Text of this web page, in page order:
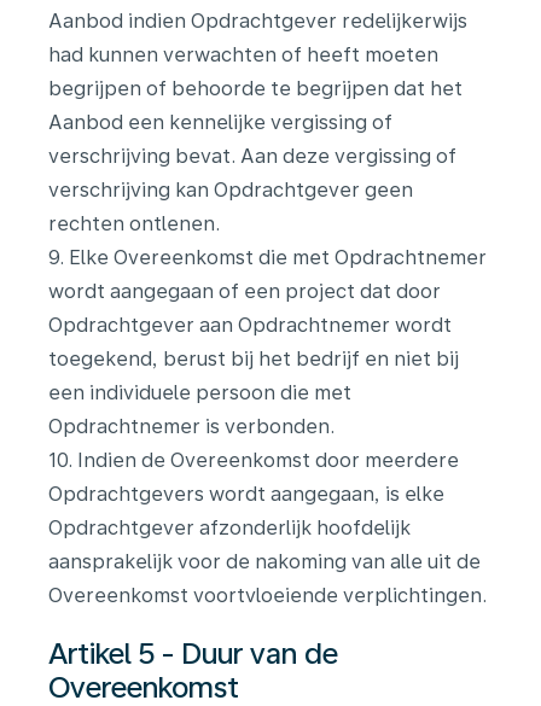
Aanbod indien Opdrachtgever redelijkerwijs
had kunnen verwachten of heeft moeten
begrijpen of behoorde te begrijpen dat het
Aanbod een kennelijke vergissing of
verschrijving bevat. Aan deze vergissing of
verschrijving kan Opdrachtgever geen
rechten ontlenen.
9. Elke Overeenkomst die met Opdrachtnemer
wordt aangegaan of een project dat door
Opdrachtgever aan Opdrachtnemer wordt
toegekend, berust bij het bedrijf en niet bij
een individuele persoon die met
Opdrachtnemer is verbonden.
10. Indien de Overeenkomst door meerdere
Opdrachtgevers wordt aangegaan, is elke
Opdrachtgever afzonderlijk hoofdelijk
aansprakelijk voor de nakoming van alle uit de
Overeenkomst voortvloeiende verplichtingen.
Artikel 5 - Duur van de
Overeenkomst